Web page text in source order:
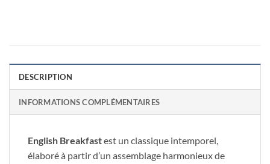
DESCRIPTION
INFORMATIONS COMPLÉMENTAIRES
English Breakfastest un classique intemporel,
élaboré à partir d’un assemblage harmonieux de